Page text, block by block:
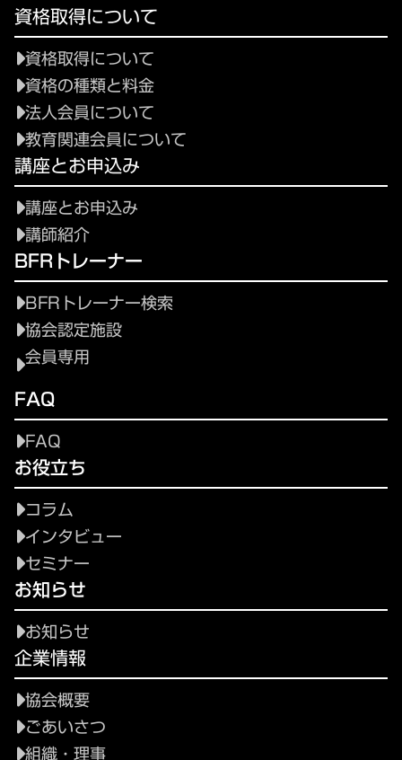
資格取得について
資格取得について
資格の種類と料金
法人会員について
教育関連会員について
講座とお申込み
講座とお申込み
講師紹介
BFRトレーナー
BFRトレーナー検索
協会認定施設
会員専用
FAQ
FAQ
お役立ち
コラム
インタビュー
セミナー
お知らせ
お知らせ
企業情報
協会概要
ごあいさつ